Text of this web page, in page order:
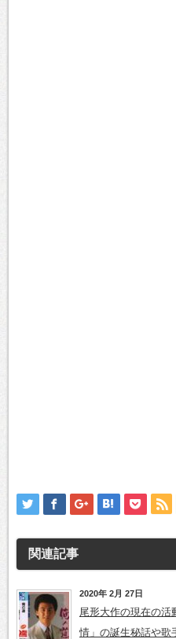
関連記事
2020年 2月 27日
尾形大作の現在の活
情」の誕生秘話や歌